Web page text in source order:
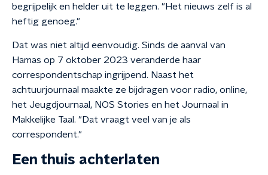
begrijpelijk en helder uit te leggen. "Het nieuws zelf is al
heftig genoeg."
Dat was niet altijd eenvoudig. Sinds de aanval van
Hamas op 7 oktober 2023 veranderde haar
correspondentschap ingrijpend. Naast het
achtuurjournaal maakte ze bijdragen voor radio, online,
het Jeugdjournaal, NOS Stories en het Journaal in
Makkelijke Taal. "Dat vraagt veel van je als
correspondent."
Een thuis achterlaten